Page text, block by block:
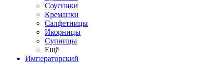
Соусники
Креманки
Салфетницы
Икорницы
Супницы
Ещё
Императорский